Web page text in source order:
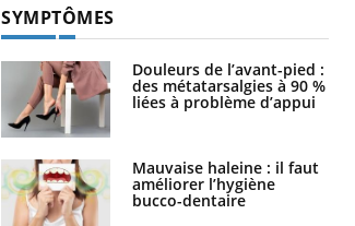
SYMPTÔMES
Douleurs de l’avant-pied :
des métatarsalgies à 90 %
liées à problème d’appui
Mauvaise haleine : il faut
améliorer l’hygiène
bucco-dentaire